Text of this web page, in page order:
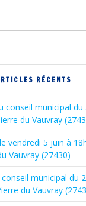
Search
RÉCENTS
conseil municipal
du Vauvray
vendredi 5 juin à
Vauvray (27430)
municipal du
du Vauvray